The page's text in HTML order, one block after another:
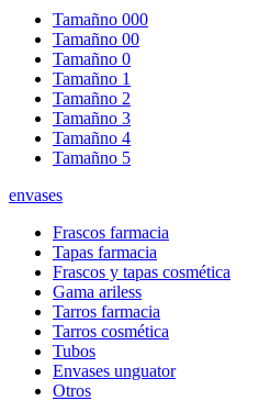
Tamañno 000
Tamañno 00
Tamañno 0
Tamañno 1
Tamañno 2
Tamañno 3
Tamañno 4
Tamañno 5
envases
Frascos farmacia
Tapas farmacia
Frascos y tapas cosmética
Gama ariless
Tarros farmacia
Tarros cosmética
Tubos
Envases unguator
Otros